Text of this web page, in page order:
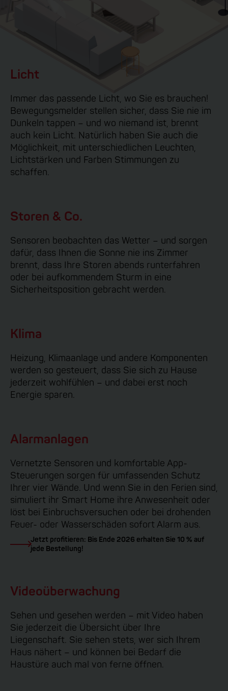
Licht
Immer das passende Licht, wo Sie es brauchen!
Bewegungsmelder stellen sicher, dass Sie nie im
Dunkeln tappen – und wo niemand ist, brennt
auch kein Licht. Natürlich haben Sie auch die
Möglichkeit, mit unterschiedlichen Leuchten,
Lichtstärken und Farben Stimmungen zu
schaffen.
Storen & Co.
Sensoren beobachten das Wetter – und sorgen
dafür, dass Ihnen die Sonne nie ins Zimmer
brennt, dass Ihre Storen abends runterfahren
oder bei aufkommendem Sturm in eine
Sicherheitsposition gebracht werden.
Klima
Heizung, Klimaanlage und andere Komponenten
werden so gesteuert, dass Sie sich zu Hause
jederzeit wohlfühlen – und dabei erst noch
Energie sparen.
Alarmanlagen
Vernetzte Sensoren und komfortable App-
Steuerungen sorgen für umfassenden Schutz
Ihrer vier Wände. Und wenn Sie in den Ferien sind,
simuliert ihr Smart Home ihre Anwesenheit oder
löst bei Einbruchsversuchen oder bei drohenden
Feuer- oder Wasserschäden sofort Alarm aus.
Jetzt profitieren: Bis Ende 2026 erhalten Sie 10 % auf
jede Bestellung!
Videoüberwachung
Sehen und gesehen werden – mit Video haben
Sie jederzeit die Übersicht über Ihre
Liegenschaft. Sie sehen stets, wer sich Ihrem
Haus nähert – und können bei Bedarf die
Haustüre auch mal von ferne öffnen.